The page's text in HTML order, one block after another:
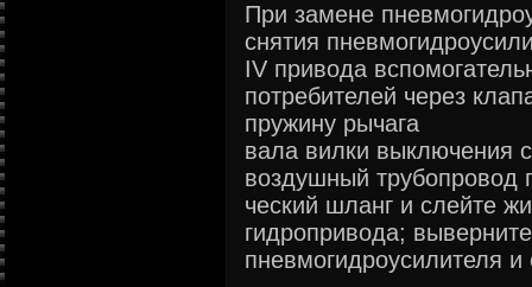
При замене
снятия
IV привода
потребителей через
пружину рычага
вала вилки выключения
воздушный трубопровод
ческий шланг и слейте
гидропривода;
пневмогидроусилителя